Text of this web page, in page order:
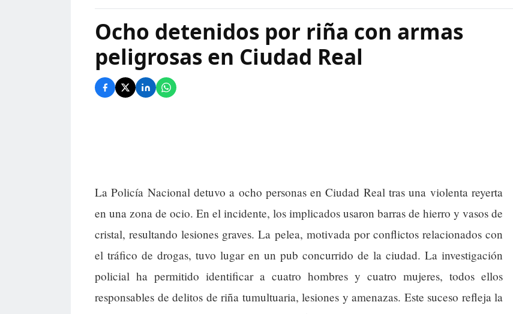
Ocho detenidos por riña con armas
peligrosas en Ciudad Real
La Policía Nacional detuvo a ocho personas en Ciudad Real tras una violenta reyerta
en una zona de ocio. En el incidente, los implicados usaron barras de hierro y vasos de
cristal, resultando lesiones graves. La pelea, motivada por conflictos relacionados con
el tráfico de drogas, tuvo lugar en un pub concurrido de la ciudad. La investigación
policial ha permitido identificar a cuatro hombres y cuatro mujeres, todos ellos
responsables de delitos de riña tumultuaria, lesiones y amenazas. Este suceso refleja la